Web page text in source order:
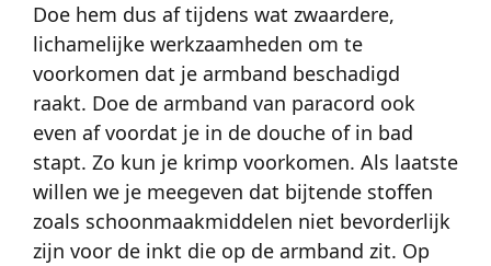
Doe hem dus af tijdens wat zwaardere,
lichamelijke werkzaamheden om te
voorkomen dat je armband beschadigd
raakt. Doe de armband van paracord ook
even af voordat je in de douche of in bad
stapt. Zo kun je krimp voorkomen. Als laatste
willen we je meegeven dat bijtende stoffen
zoals schoonmaakmiddelen niet bevorderlijk
zijn voor de inkt die op de armband zit. Op